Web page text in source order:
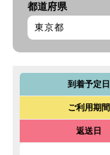
都道府県
到着予定日
ご利用期間
返送日